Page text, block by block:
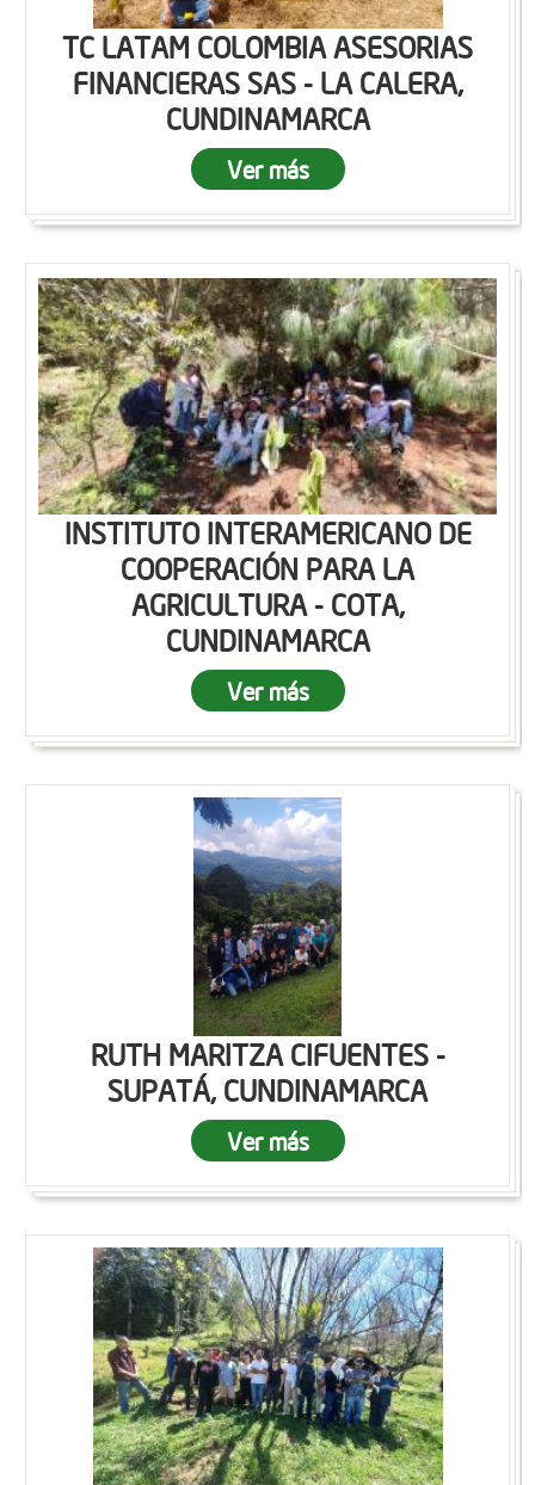
TC LATAM COLOMBIA ASESORIAS
FINANCIERAS SAS - LA CALERA,
CUNDINAMARCA
Ver más
INSTITUTO INTERAMERICANO DE
COOPERACIÓN PARA LA
AGRICULTURA - COTA,
CUNDINAMARCA
Ver más
RUTH MARITZA CIFUENTES -
SUPATÁ, CUNDINAMARCA
Ver más